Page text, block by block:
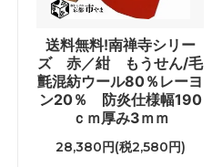
送料無料!南禅寺シリー
ズ 赤／紺 もうせん/毛
氈混紡ウール80％レーヨ
ン20％ 防炎仕様幅190
ｃｍ厚み3ｍｍ
28,380円(税2,580円)